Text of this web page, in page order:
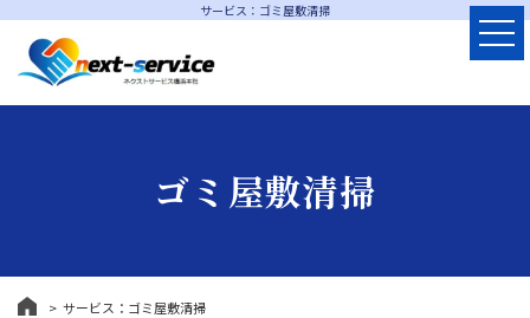
サービス：ゴミ屋敷清掃
ゴミ屋敷清掃
サービス：ゴミ屋敷清掃